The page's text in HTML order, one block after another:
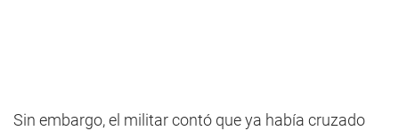
Sin embargo, el militar contó que ya había cruzado